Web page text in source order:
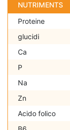
NUTRIMENTS
Proteine
glucidi
Ca
P
Na
Zn
Acido folico